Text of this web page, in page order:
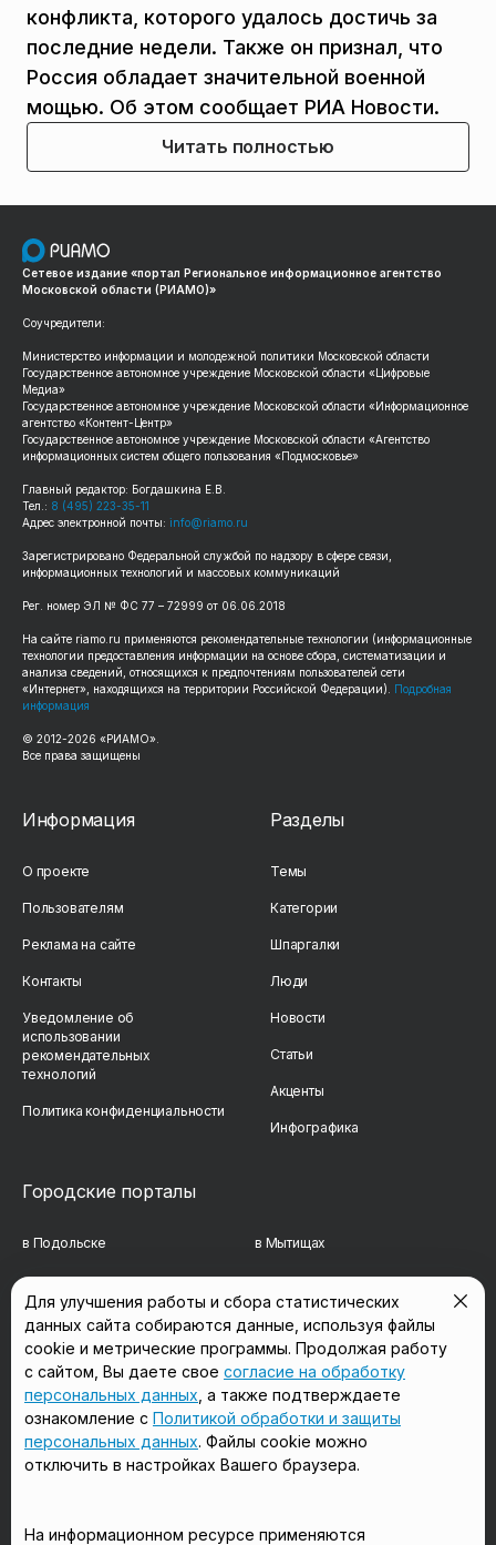
конфликта, которого удалось достичь за
последние недели. Также он признал, что
Россия обладает значительной военной
мощью. Об этом сообщает РИА Новости.
Читать полностью
Сетевое издание «портал Региональное информационное агентство
Московской области (РИАМО)»
Соучредители:
Министерство информации и молодежной политики Московской области
Государственное автономное учреждение Московской области «Цифровые
Медиа»
Государственное автономное учреждение Московской области «Информационное
агентство «Контент-Центр»
Государственное автономное учреждение Московской области «Агентство
информационных систем общего пользования «Подмосковье»
Главный редактор: Богдашкина Е.В.
Тел.: 8 (495) 223-35-11
Адрес электронной почты: info@riamo.ru
Зарегистрировано Федеральной службой по надзору в сфере связи,
информационных технологий и массовых коммуникаций
Рег. номер ЭЛ № ФС 77 – 72999 от 06.06.2018
На сайте riamo.ru применяются рекомендательные технологии (информационные
технологии предоставления информации на основе сбора, систематизации и
анализа сведений, относящихся к предпочтениям пользователей сети
«Интернет», находящихся на территории Российской Федерации). Подробная
информация
© 2012-2026 «РИАМО».
Все права защищены
Информация
О проекте
Пользователям
Реклама на сайте
Контакты
Уведомление об
использовании
рекомендательных
технологий
Политика конфиденциальности
Разделы
Темы
Категории
Шпаргалки
Люди
Новости
Статьи
Акценты
Инфографика
Городские порталы
в Подольске в Мытищах
в Сергиевом Посаде в Люберцах
в Красногорске в Королёве
в Домодедово в Щёлково
Мы в соцсетях
Для улучшения работы и сбора статистических
данных сайта собираются данные, используя файлы
cookie и метрические программы. Продолжая работу
с сайтом, Вы даете свое согласие на обработку
персональных данных , а также подтверждаете
ознакомление с Политикой обработки и защиты
персональных данных. Файлы cookie можно
отключить в настройках Вашего браузера.
На информационном ресурсе применяются